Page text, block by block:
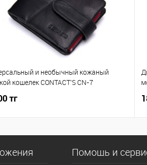
и необычный кожаный
кошелек CONTACT'S CN-7
тг
Помощь и